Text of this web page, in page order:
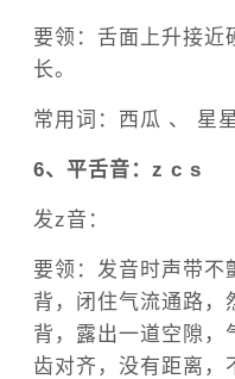
要领：舌面上升接近
长。
常用词：西瓜 、 星
6、平舌音：z c s
发z音：
要领：发音时声带不
背，闭住气流通路，
背，露出一道空隙，
齿对齐，没有距离，